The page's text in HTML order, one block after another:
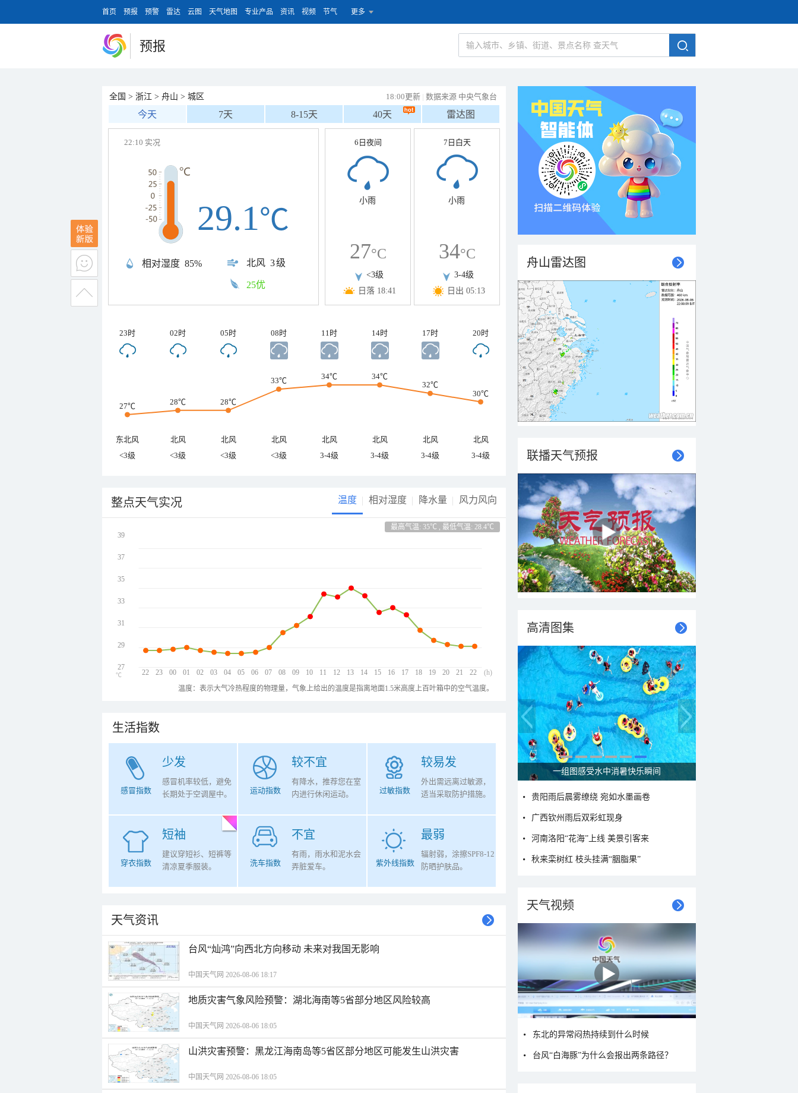
首页 预报 预警 雷达 云图 天气地图 专业产品 资讯 视频 节气 更多
预报
全国 > 浙江 > 舟山 > 城区 18:00更新 | 数据来源 中央气象台
今天 7天 8-15天 40天 雷达图
22:10 实况
相对湿度 85% 北风 3级
29.1℃
25优
6日夜间
小雨
27°C
<3级
日落 18:41
7日白天
小雨
34°C
3-4级
日出 05:13
23时 02时 05时 08时 11时 14时 17时 20时
27℃ 28℃ 28℃
33℃ 34℃
34℃
32℃
30℃
东北风 北风 北风 北风 北风 北风 北风
北风
<3级
<3级 <3级 <3级 3-4级 3-4级 3-4级 3-4级
整点天气实况 温度 相对湿度 降水量 风力风向
最高气温: 35℃ , 最低气温: 28.4℃
22 23 00 01 02 03 04 05 06 07 08 09 10 11 12 13 14 15 16 17 18 19 20 21 22
39
37
35
33
31
29
27
(h)
℃
温度：表示大气冷热程度的物理量，气象上给出的温度是指离地面1.5米高度上百叶箱中的空气温度。
生活指数
少发
感冒指数
感冒机率较低，避免
长期处于空调屋中。
较不宜
运动指数
有降水，推荐您在室
内进行休闲运动。
较易发
过敏指数
外出需远离过敏源，
适当采取防护措施。
短袖
穿衣指数
建议穿短衫、短裤等
清凉夏季服装。
不宜
洗车指数
有雨，雨水和泥水会
弄脏爱车。
最弱
紫外线指数
辐射弱，涂擦SPF8-12
防晒护肤品。
天气资讯
台风“灿鸿”向西北方向移动 未来对我国无影响
中国天气网 2026-08-06 18:17
地质灾害气象风险预警：湖北海南等5省部分地区风险较高
中国天气网 2026-08-06 18:05
山洪灾害预警：黑龙江海南岛等5省区部分地区可能发生山洪灾害
中国天气网 2026-08-06 18:05
舟山雷达图
联播天气预报
高清图集
一组图感受水中消暑快乐瞬间
贵阳雨后晨雾缭绕 宛如水墨画卷
广西钦州雨后双彩虹现身
河南洛阳“花海”上线 美景引客来
秋来栾树红 枝头挂满“胭脂果”
天气视频
东北的异常闷热持续到什么时候
台风“白海豚”为什么会报出两条路径？